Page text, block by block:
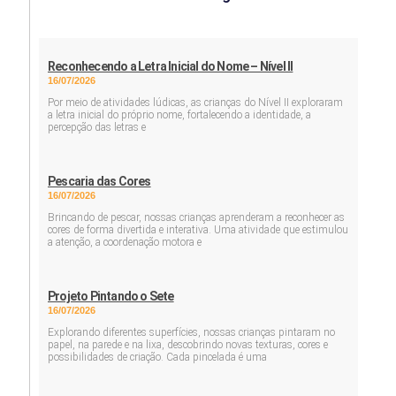
Reconhecendo a Letra Inicial do Nome – Nível II
16/07/2026
Por meio de atividades lúdicas, as crianças do Nível II exploraram
a letra inicial do próprio nome, fortalecendo a identidade, a
percepção das letras e
Pescaria das Cores
16/07/2026
Brincando de pescar, nossas crianças aprenderam a reconhecer as
cores de forma divertida e interativa. Uma atividade que estimulou
a atenção, a coordenação motora e
Projeto Pintando o Sete
16/07/2026
Explorando diferentes superfícies, nossas crianças pintaram no
papel, na parede e na lixa, descobrindo novas texturas, cores e
possibilidades de criação. Cada pincelada é uma